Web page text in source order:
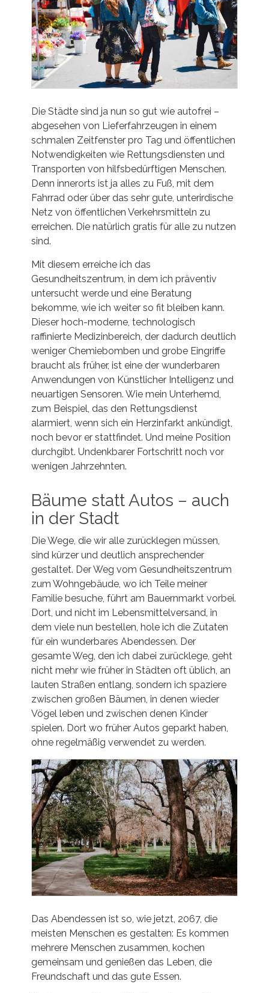
Die Städte sind ja nun so gut wie autofrei –
abgesehen von Lieferfahrzeugen in einem
schmalen Zeitfenster pro Tag und öffentlichen
Notwendigkeiten wie Rettungsdiensten und
Transporten von hilfsbedürftigen Menschen.
Denn innerorts ist ja alles zu Fuß, mit dem
Fahrrad oder über das sehr gute, unterirdische
Netz von öffentlichen Verkehrsmitteln zu
erreichen. Die natürlich gratis für alle zu nutzen
sind.
Mit diesem erreiche ich das
Gesundheitszentrum, in dem ich präventiv
untersucht werde und eine Beratung
bekomme, wie ich weiter so fit bleiben kann.
Dieser hoch-moderne, technologisch
raffinierte Medizinbereich, der dadurch deutlich
weniger Chemiebomben und grobe Eingriffe
braucht als früher, ist eine der wunderbaren
Anwendungen von Künstlicher Intelligenz und
neuartigen Sensoren. Wie mein Unterhemd,
zum Beispiel, das den Rettungsdienst
alarmiert, wenn sich ein Herzinfarkt ankündigt,
noch bevor er stattfindet. Und meine Position
durchgibt. Undenkbarer Fortschritt noch vor
wenigen Jahrzehnten.
Bäume statt Autos – auch
in der Stadt
Die Wege, die wir alle zurücklegen müssen,
sind kürzer und deutlich ansprechender
gestaltet. Der Weg vom Gesundheitszentrum
zum Wohngebäude, wo ich Teile meiner
Familie besuche, führt am Bauernmarkt vorbei.
Dort, und nicht im Lebensmittelversand, in
dem viele nun bestellen, hole ich die Zutaten
für ein wunderbares Abendessen. Der
gesamte Weg, den ich dabei zurücklege, geht
nicht mehr wie früher in Städten oft üblich, an
lauten Straßen entlang, sondern ich spaziere
zwischen großen Bäumen, in denen wieder
Vögel leben und zwischen denen Kinder
spielen. Dort wo früher Autos geparkt haben,
ohne regelmäßig verwendet zu werden.
Das Abendessen ist so, wie jetzt, 2067, die
meisten Menschen es gestalten: Es kommen
mehrere Menschen zusammen, kochen
gemeinsam und genießen das Leben, die
Freundschaft und das gute Essen.